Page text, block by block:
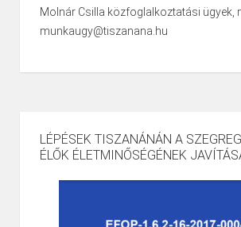
Molnár Csilla közfoglalkoztatási ügyek,
munkaugy@tiszanana.hu
LÉPÉSEK TISZANÁNÁN A
ÉLŐK ÉLETMINŐSÉGÉNEK